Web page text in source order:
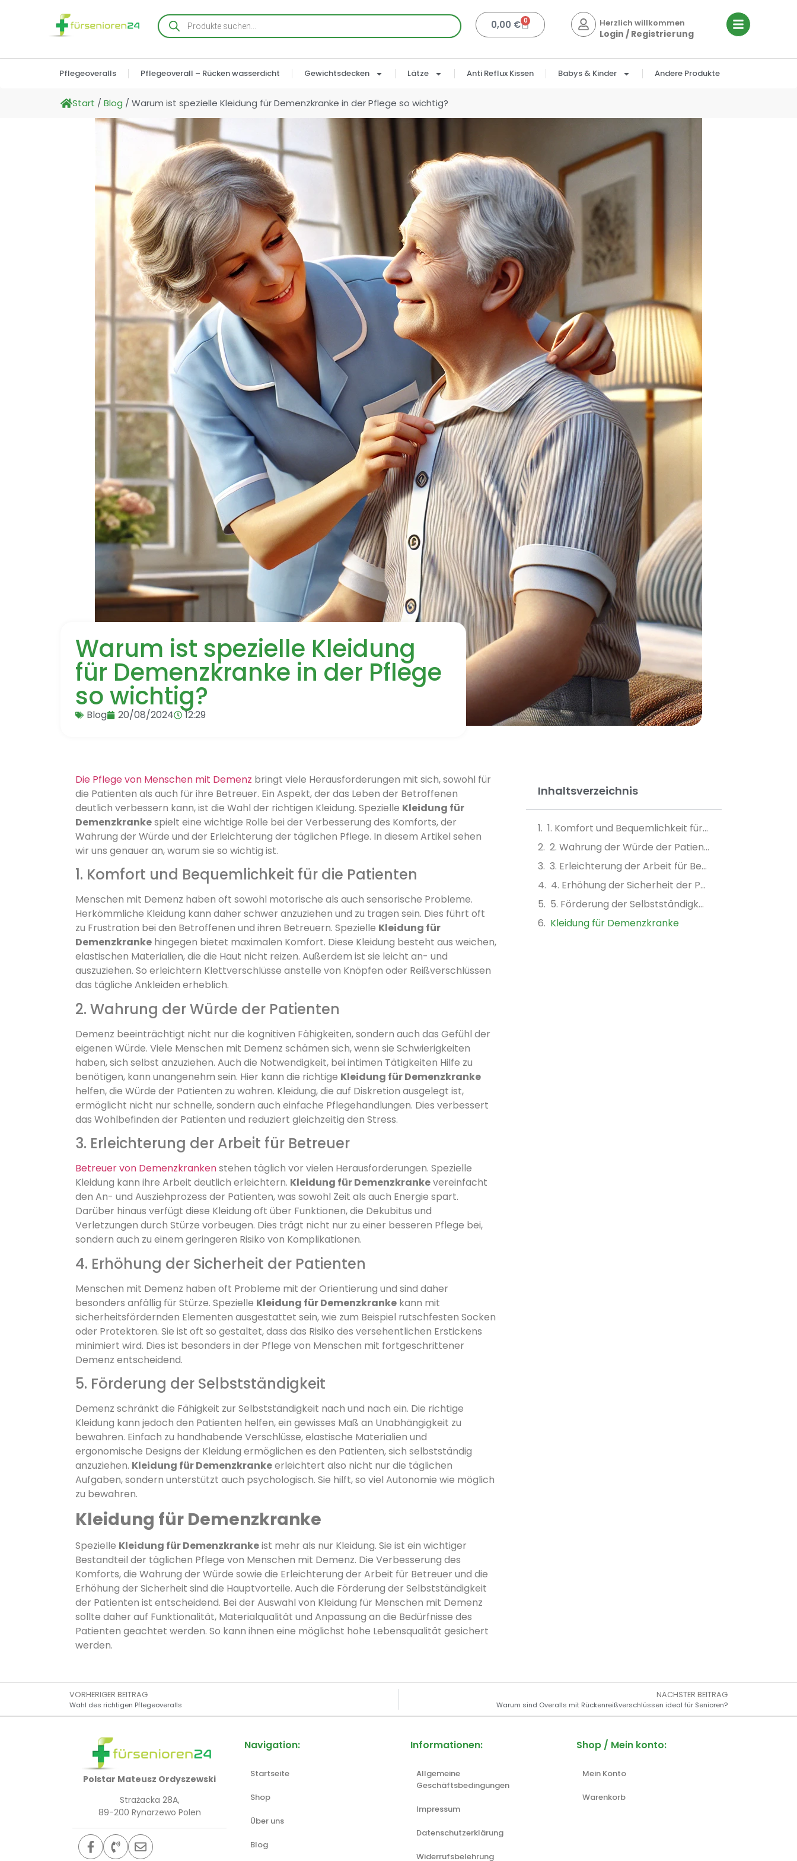
0,00 € 0 Herzlich willkommen
Login / Registrierung
Pflegeoveralls Pflegeoverall – Rücken wasserdicht Gewichtsdecken Lätze Anti Reflux Kissen Babys & Kinder Andere Produkte
Start / Blog / Warum ist spezielle Kleidung für Demenzkranke in der Pflege so wichtig?
Warum ist spezielle Kleidung
für Demenzkranke in der Pflege
so wichtig?
Blog 20/08/2024 12:29
Inhaltsverzeichnis
1. Komfort und Bequemlichkeit für die Patienten
2. Wahrung der Würde der Patienten
3. Erleichterung der Arbeit für Betreuer
4. Erhöhung der Sicherheit der Patienten
5. Förderung der Selbstständigkeit
Kleidung für Demenzkranke
Die Pflege von Menschen mit Demenz bringt viele Herausforderungen mit sich, sowohl für
die Patienten als auch für ihre Betreuer. Ein Aspekt, der das Leben der Betroffenen
deutlich verbessern kann, ist die Wahl der richtigen Kleidung. Spezielle Kleidung für
Demenzkrankespielt eine wichtige Rolle bei der Verbesserung des Komforts, der
Wahrung der Würde und der Erleichterung der täglichen Pflege. In diesem Artikel sehen
wir uns genauer an, warum sie so wichtig ist.
1. Komfort und Bequemlichkeit für die Patienten
Menschen mit Demenz haben oft sowohl motorische als auch sensorische Probleme.
Herkömmliche Kleidung kann daher schwer anzuziehen und zu tragen sein. Dies führt oft
zu Frustration bei den Betroffenen und ihren Betreuern. Spezielle Kleidung für
Demenzkranke hingegen bietet maximalen Komfort. Diese Kleidung besteht aus weichen,
elastischen Materialien, die die Haut nicht reizen. Außerdem ist sie leicht an- und
auszuziehen. So erleichtern Klettverschlüsse anstelle von Knöpfen oder Reißverschlüssen
das tägliche Ankleiden erheblich.
2. Wahrung der Würde der Patienten
Demenz beeinträchtigt nicht nur die kognitiven Fähigkeiten, sondern auch das Gefühl der
eigenen Würde. Viele Menschen mit Demenz schämen sich, wenn sie Schwierigkeiten
haben, sich selbst anzuziehen. Auch die Notwendigkeit, bei intimen Tätigkeiten Hilfe zu
benötigen, kann unangenehm sein. Hier kann die richtige Kleidung für Demenzkranke
helfen, die Würde der Patienten zu wahren. Kleidung, die auf Diskretion ausgelegt ist,
ermöglicht nicht nur schnelle, sondern auch einfache Pflegehandlungen. Dies verbessert
das Wohlbefinden der Patienten und reduziert gleichzeitig den Stress.
3. Erleichterung der Arbeit für Betreuer
Betreuer von Demenzkrankenstehen täglich vor vielen Herausforderungen. Spezielle
Kleidung kann ihre Arbeit deutlich erleichtern. Kleidung für Demenzkrankevereinfacht
den An- und Ausziehprozess der Patienten, was sowohl Zeit als auch Energie spart.
Darüber hinaus verfügt diese Kleidung oft über Funktionen, die Dekubitus und
Verletzungen durch Stürze vorbeugen. Dies trägt nicht nur zu einer besseren Pflege bei,
sondern auch zu einem geringeren Risiko von Komplikationen.
4. Erhöhung der Sicherheit der Patienten
Menschen mit Demenz haben oft Probleme mit der Orientierung und sind daher
besonders anfällig für Stürze. Spezielle Kleidung für Demenzkranke kann mit
sicherheitsfördernden Elementen ausgestattet sein, wie zum Beispiel rutschfesten Socken
oder Protektoren. Sie ist oft so gestaltet, dass das Risiko des versehentlichen Erstickens
minimiert wird. Dies ist besonders in der Pflege von Menschen mit fortgeschrittener
Demenz entscheidend.
5. Förderung der Selbstständigkeit
Demenz schränkt die Fähigkeit zur Selbstständigkeit nach und nach ein. Die richtige
Kleidung kann jedoch den Patienten helfen, ein gewisses Maß an Unabhängigkeit zu
bewahren. Einfach zu handhabende Verschlüsse, elastische Materialien und
ergonomische Designs der Kleidung ermöglichen es den Patienten, sich selbstständig
anzuziehen. Kleidung für Demenzkrankeerleichtert also nicht nur die täglichen
Aufgaben, sondern unterstützt auch psychologisch. Sie hilft, so viel Autonomie wie möglich
zu bewahren.
Kleidung für Demenzkranke
Spezielle Kleidung für Demenzkrankeist mehr als nur Kleidung. Sie ist ein wichtiger
Bestandteil der täglichen Pflege von Menschen mit Demenz. Die Verbesserung des
Komforts, die Wahrung der Würde sowie die Erleichterung der Arbeit für Betreuer und die
Erhöhung der Sicherheit sind die Hauptvorteile. Auch die Förderung der Selbstständigkeit
der Patienten ist entscheidend. Bei der Auswahl von Kleidung für Menschen mit Demenz
sollte daher auf Funktionalität, Materialqualität und Anpassung an die Bedürfnisse des
Patienten geachtet werden. So kann ihnen eine möglichst hohe Lebensqualität gesichert
werden.
VORHERIGER BEITRAG
Wahl des richtigen Pflegeoveralls
NÄCHSTER BEITRAG
Warum sind Overalls mit Rückenreißverschlüssen ideal für Senioren?
Polstar Mateusz Ordyszewski
Strażacka 28A,
89-200 Rynarzewo Polen
Navigation:
Startseite
Shop
Über uns
Blog
Informationen:
Allgemeine
Geschäftsbedingungen
Impressum
Datenschutzerklärung
Widerrufsbelehrung
Shop / Mein konto:
Mein Konto
Warenkorb